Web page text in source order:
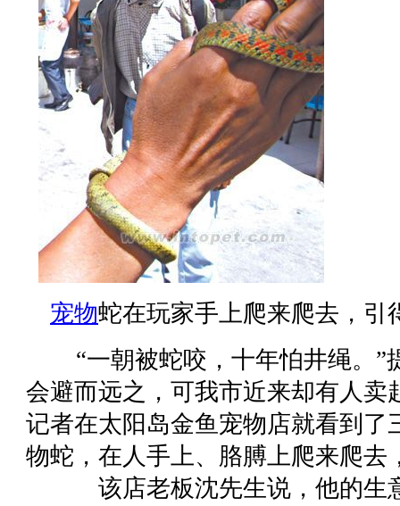
宠物蛇在玩家手上爬来爬去，引
“一朝被蛇咬，十年怕井绳。”
会避而远之，可我市近来却有人卖
记者在太阳岛金鱼宠物店就看到了
物蛇，在人手上、胳膊上爬来爬去
该店老板沈先生说，他的生